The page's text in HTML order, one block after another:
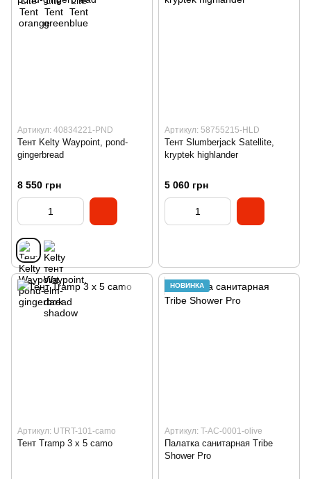
Артикул: 40834221-PND
Тент Kelty Waypoint, pond-
gingerbread
8 550 грн
Артикул: 58755215-HLD
Тент Slumberjack Satellite,
kryptek highlander
5 060 грн
Артикул: UTRT-101-camo
Тент Tramp 3 х 5 camo
НОВИНКА
Артикул: T-AC-0001-olive
Палатка санитарная Tribe
Shower Pro